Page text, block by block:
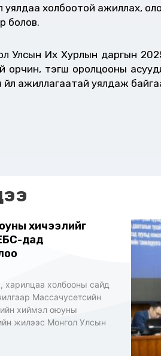
уялдаа холбоотой ажиллах,
болов.
Улсын Их Хурлын даргын
орчин, тэгш оролцооны
үйл ажиллагаатай уялдаж
хичээлийг
дад
харилцаа холбооны сайд
Массачусетсийн
хиймэл оюуны
жилээс Монгол Улсын